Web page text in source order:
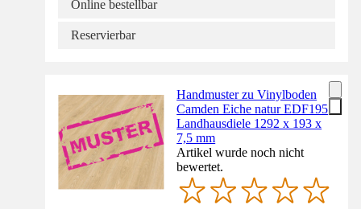
Online bestellbar
Reservierbar
Handmuster zu Vinylboden
Camden Eiche natur EDF195
Landhausdiele 1292 x 193 x
7,5 mm
Artikel wurde noch nicht
bewertet.